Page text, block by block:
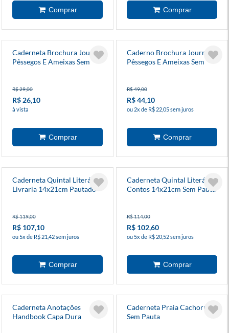
Caderneta Brochura Journal
Pêssegos E Ameixas Sem
R$ 29,00
R$ 26,10
à vista
Caderno Brochura Journal
Pêssegos E Ameixas Sem
R$ 49,00
R$ 44,10
ou 2x de R$ 22,05 sem juros
Caderneta Quintal Literário
Livraria 14x21cm Pautado
R$ 119,00
R$ 107,10
ou 5x de R$ 21,42 sem juros
Caderneta Quintal Literário
Contos 14x21cm Sem Pauta
R$ 114,00
R$ 102,60
ou 5x de R$ 20,52 sem juros
Caderneta Anotações
Handbook Capa Dura
Caderneta Praia Cachorros
Sem Pauta